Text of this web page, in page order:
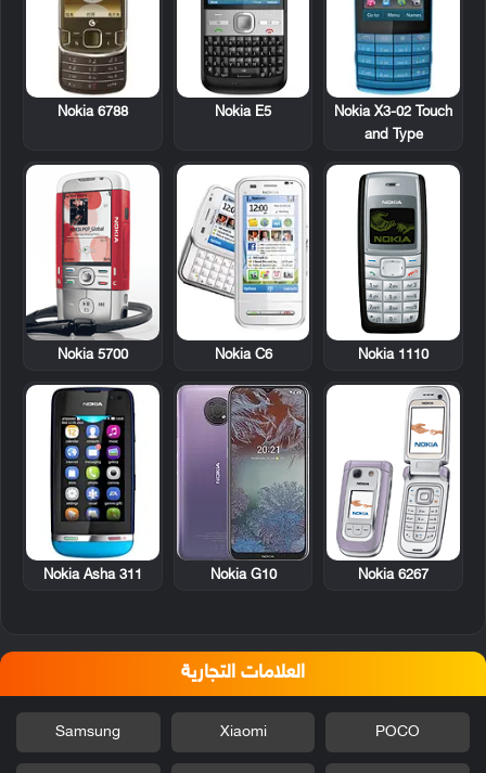
Nokia X3-02 Touch
and Type
Nokia E5
Nokia 6788
Nokia 1110
Nokia C6
Nokia 5700
Nokia 6267
Nokia G10
Nokia Asha 311
العلامات التجارية
POCO
Xiaomi
Samsung